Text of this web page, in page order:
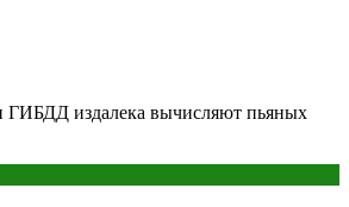
ГИБДД издалека вычисляют пьяных